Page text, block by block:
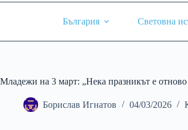
България Световна
Младежи на 3 март: „Нека празникът е отново
Борислав Игнатов 04/03/2026